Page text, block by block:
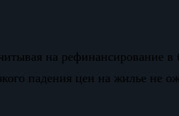
на рефинансирование
падения цен на жилье не